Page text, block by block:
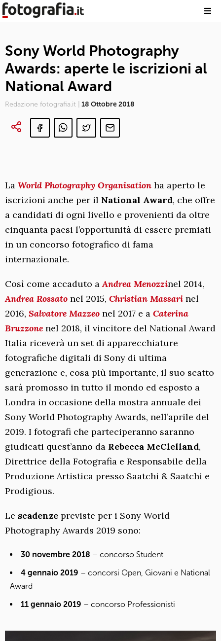
Sony World Photography
Awards: aperte le iscrizioni al
National Award
Redazione fotografia.it | 18 Ottobre 2018
La World Photography Organisation ha aperto le
iscrizioni anche per il National Award, che offre
a candidati di ogni livello e provenienti da oltre
cinquanta paesi l’opportunità di essere premiati
in un concorso fotografico di fama
internazionale.
Così come accaduto aAndrea Menozzinel 2014,
Andrea Rossato nel 2015, Christian Massari nel
2016, Salvatore Mazzeo nel 2017 e a Caterina
Bruzzone nel 2018, il vincitore del National Award
Italia riceverà un set di apparecchiature
fotografiche digitali di Sony di ultima
generazione e, cosa più importante, il suo scatto
sarà promosso in tutto il mondo ed esposto a
Londra in occasione della mostra annuale dei
Sony World Photography Awards, nell’aprile del
2019. I fotografi che parteciperanno saranno
giudicati quest’anno da Rebecca McClelland,
Direttrice della Fotografia e Responsabile della
Produzione Artistica presso Saatchi & Saatchi e
Prodigious.
Le scadenze previste per i Sony World
Photography Awards 2019 sono:
30 novembre 2018 – concorso Student
4 gennaio 2019 – concorsi Open, Giovani e National
Award
11 gennaio 2019 – concorso Professionisti